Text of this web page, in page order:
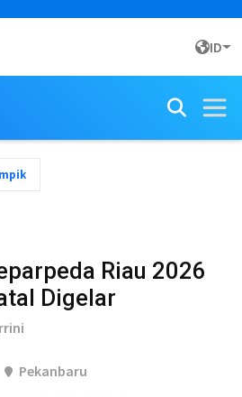
ID
Riau 2026
Digelar
Pekanbaru